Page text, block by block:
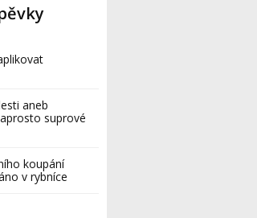
aneb
suprové
koupání
v rybníce